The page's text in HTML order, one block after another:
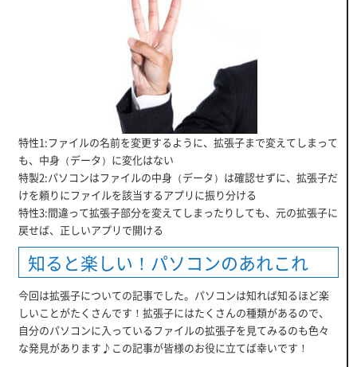
特性1:ファイルの名前を変更するように、拡張子まで変えてしまって
も、中身（データ）に変化はない
特製2:パソコンはファイルの中身（データ）は確認せずに、拡張子だ
けを頼りにファイルを該当するアプリに振り分ける
特性3:間違って拡張子部分を変えてしまったりしても、元の拡張子に
戻せば、正しいアプリで開ける
知ると楽しい！パソコンのあれこれ
今回は拡張子についての記事でした。パソコンは知れば知るほど楽
しいことがたくさんです！拡張子にはたくさんの種類があるので、
自分のパソコンに入っているファイルの拡張子を見てみるのも色々
な発見があります♪この記事が皆様のお役に立てば幸いです！